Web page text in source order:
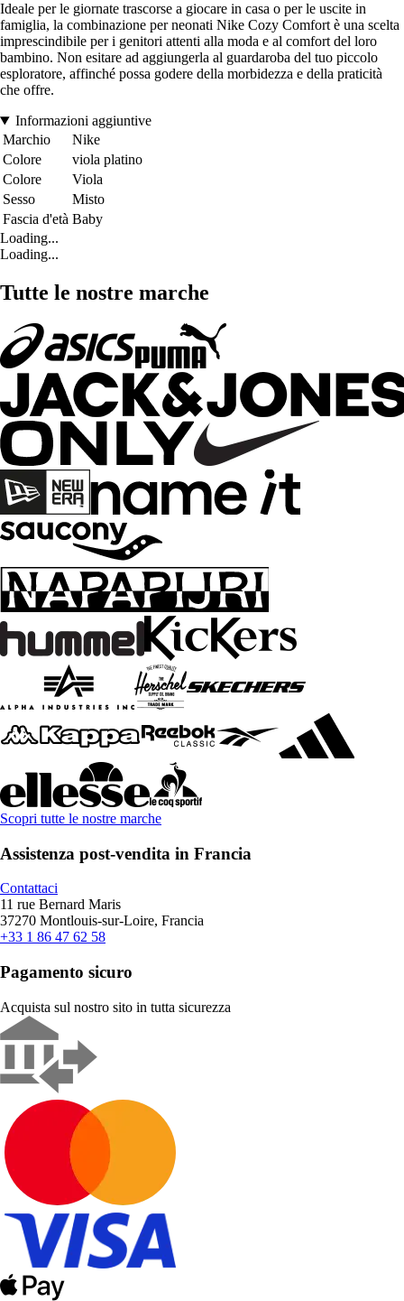
Ideale per le giornate trascorse a giocare in casa o per le uscite in
famiglia, la combinazione per neonati Nike Cozy Comfort è una scelta
imprescindibile per i genitori attenti alla moda e al comfort del loro
bambino. Non esitare ad aggiungerla al guardaroba del tuo piccolo
esploratore, affinché possa godere della morbidezza e della praticità
che offre.
Informazioni aggiuntive
Marchio
Nike
Colore
viola platino
Colore
Viola
Sesso
Misto
Fascia d'età Baby
Loading...
Loading...
Tutte le nostre marche
Scopri tutte le nostre marche
Assistenza post-vendita in Francia
Contattaci
11 rue Bernard Maris
37270 Montlouis-sur-Loire, Francia
+33 1 86 47 62 58
Pagamento sicuro
Acquista sul nostro sito in tutta sicurezza